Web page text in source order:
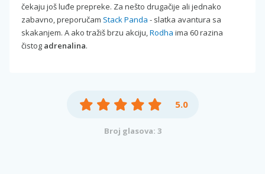
čekaju još luđe prepreke. Za nešto drugačije ali jednako
zabavno, preporučam Stack Panda - slatka avantura sa
skakanjem. A ako tražiš brzu akciju,Rodha ima 60 razina
čistog adrenalina.
5.0
Broj glasova: 3